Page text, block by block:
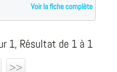
Voir la fiche complète
1, Résultat de 1 à 1
>>